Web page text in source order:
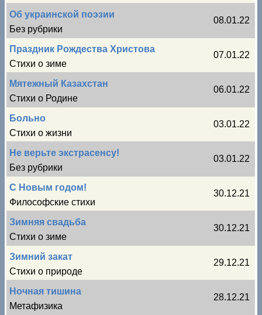
Об украинской поэзии
Без рубрики
08.01.22
Праздник Рождества Христова
Стихи о зиме
07.01.22
Мятежный Казахстан
Стихи о Родине
06.01.22
Больно
Стихи о жизни
03.01.22
Не верьте экстрасенсу!
Без рубрики
03.01.22
С Новым годом!
Философские стихи
30.12.21
Зимняя свадьба
Стихи о зиме
30.12.21
Зимний закат
Стихи о природе
29.12.21
Ночная тишина
Метафизика
28.12.21